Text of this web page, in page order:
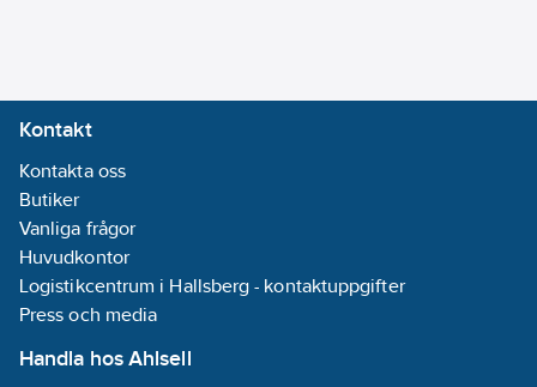
Kontakt
Kontakta oss
Butiker
Vanliga frågor
Huvudkontor
Logistikcentrum i Hallsberg - kontaktuppgifter
Press och media
Handla hos Ahlsell